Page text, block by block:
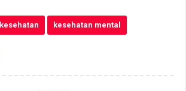
kesehatan kesehatan mental